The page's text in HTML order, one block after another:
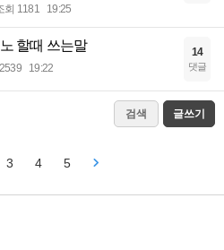
회 1181 19:25
할때 쓰는말
19:22
14
댓글
검색 글쓰기
3 4 5